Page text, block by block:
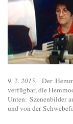
9. 2. 2015. Der
verfügbar, die
Unten: Szenenbilder
und von der